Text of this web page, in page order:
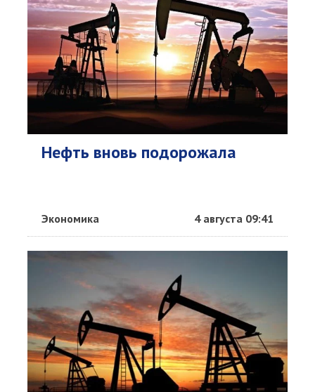
Нефть вновь подорожала
Экономика 4 августа 09:41